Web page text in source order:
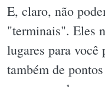
E, claro, não
"terminais". Eles
lugares para você
também de